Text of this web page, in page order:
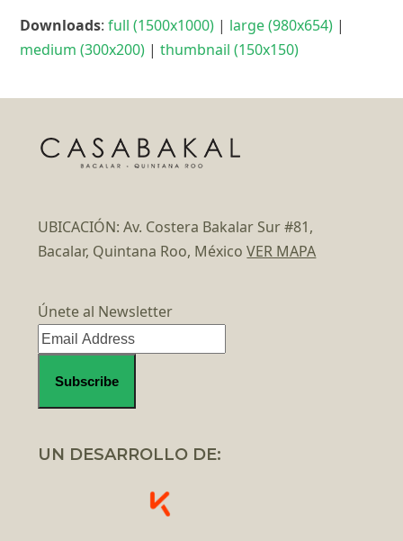
Downloads:full (1500x1000) | large (980x654) |
medium (300x200) |thumbnail (150x150)
UBICACIÓN: Av. Costera Bakalar Sur #81,
Bacalar, Quintana Roo, MéxicoVER MAPA
Únete al Newsletter
UN DESARROLLO DE: